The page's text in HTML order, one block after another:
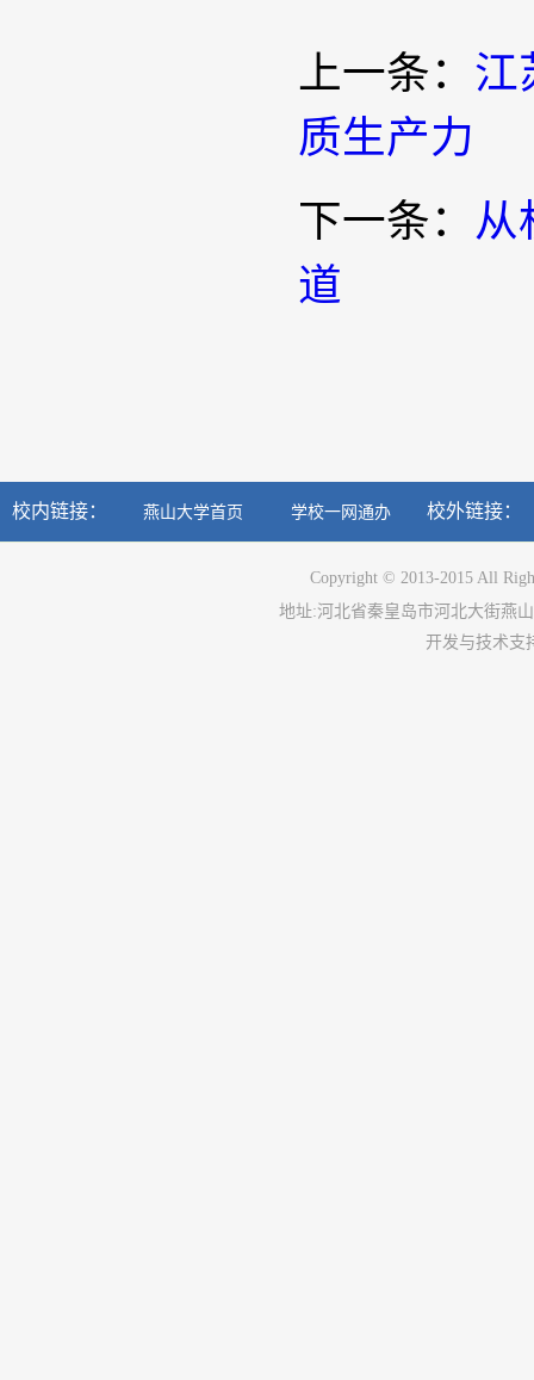
上一条： 江
质生产力
下一条： 从
道
校内链接： 燕山大学首页 学校一网通办 校外链接：
Copyright © 2013-2015 All
地址:河北省秦皇岛市河北大街燕
开发与技术支